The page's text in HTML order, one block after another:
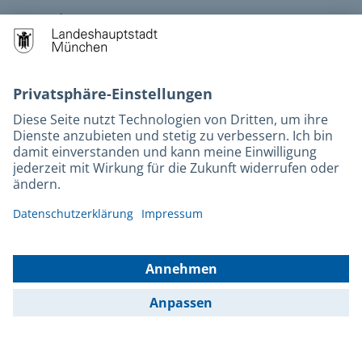
Umweltzone
Umweltzone, Verkehrszeichen, etc.
zur Karte